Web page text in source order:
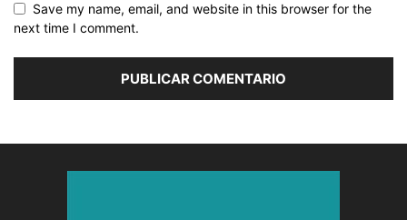
Save my name, email, and website in this browser for the
next time I comment.